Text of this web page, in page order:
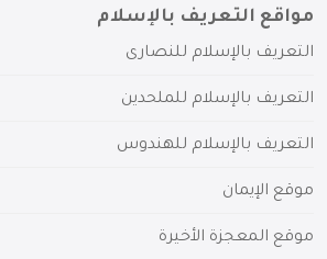
مواقع التعريف بالإسلام
التعريف بالإسلام للنصارى
التعريف بالإسلام للملحدين
التعريف بالإسلام للهندوس
موقع الإيمان
موقع المعجزة الأخيرة